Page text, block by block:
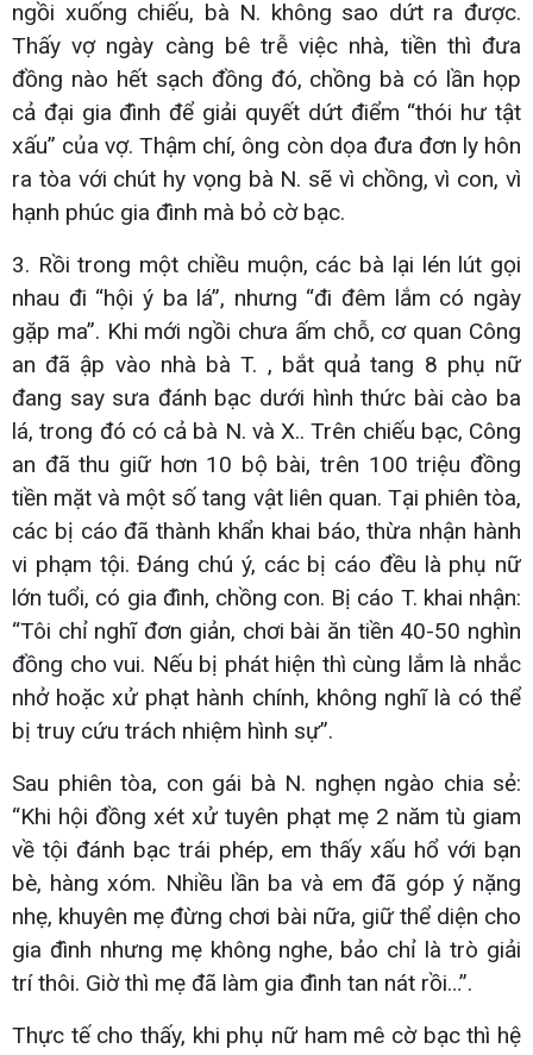
ngồi xuống chiếu, bà N. không sao dứt ra được.
Thấy vợ ngày càng bê trễ việc nhà, tiền thì đưa
đồng nào hết sạch đồng đó, chồng bà có lần họp
cả đại gia đình để giải quyết dứt điểm “thói hư tật
xấu” của vợ. Thậm chí, ông còn dọa đưa đơn ly hôn
ra tòa với chút hy vọng bà N. sẽ vì chồng, vì con, vì
hạnh phúc gia đình mà bỏ cờ bạc.
3. Rồi trong một chiều muộn, các bà lại lén lút gọi
nhau đi “hội ý ba lá”, nhưng “đi đêm lắm có ngày
gặp ma”. Khi mới ngồi chưa ấm chỗ, cơ quan Công
an đã ập vào nhà bà T. , bắt quả tang 8 phụ nữ
đang say sưa đánh bạc dưới hình thức bài cào ba
lá, trong đó có cả bà N. và X.. Trên chiếu bạc, Công
an đã thu giữ hơn 10 bộ bài, trên 100 triệu đồng
tiền mặt và một số tang vật liên quan. Tại phiên tòa,
các bị cáo đã thành khẩn khai báo, thừa nhận hành
vi phạm tội. Đáng chú ý, các bị cáo đều là phụ nữ
lớn tuổi, có gia đình, chồng con. Bị cáo T. khai nhận:
“Tôi chỉ nghĩ đơn giản, chơi bài ăn tiền 40-50 nghìn
đồng cho vui. Nếu bị phát hiện thì cùng lắm là nhắc
nhở hoặc xử phạt hành chính, không nghĩ là có thể
bị truy cứu trách nhiệm hình sự”.
Sau phiên tòa, con gái bà N. nghẹn ngào chia sẻ:
“Khi hội đồng xét xử tuyên phạt mẹ 2 năm tù giam
về tội đánh bạc trái phép, em thấy xấu hổ với bạn
bè, hàng xóm. Nhiều lần ba và em đã góp ý nặng
nhẹ, khuyên mẹ đừng chơi bài nữa, giữ thể diện cho
gia đình nhưng mẹ không nghe, bảo chỉ là trò giải
trí thôi. Giờ thì mẹ đã làm gia đình tan nát rồi…”.
Thực tế cho thấy, khi phụ nữ ham mê cờ bạc thì hệ